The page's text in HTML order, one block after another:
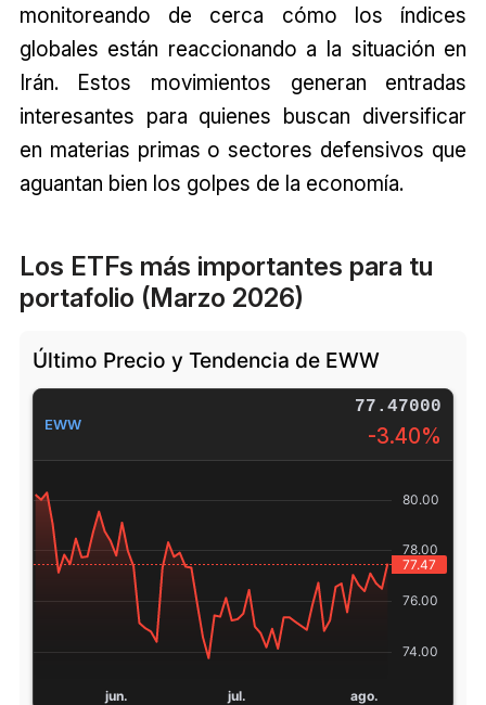
monitoreando de cerca cómo los índices
globales están reaccionando a la situación en
Irán. Estos movimientos generan entradas
interesantes para quienes buscan diversificar
en materias primas o sectores defensivos que
aguantan bien los golpes de la economía.
Los ETFs más importantes para tu
portafolio (Marzo 2026)
Último Precio y Tendencia de EWW
EWW
77.47000
-3.40%